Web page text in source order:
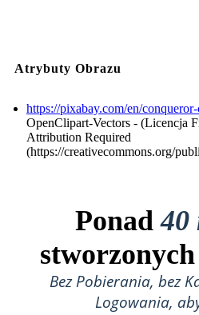
Atrybuty Obrazu
https://pixabay.com/en/
OpenClipart-Vectors - (Licencja
Attribution Required
(https://creativecommons.org/
Ponad40
Bez Pobierania, bez
Logowania,